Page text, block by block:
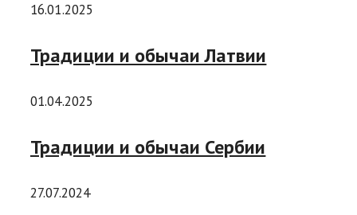
16.01.2025
Традиции и обычаи Латвии
01.04.2025
Традиции и обычаи Сербии
27.07.2024